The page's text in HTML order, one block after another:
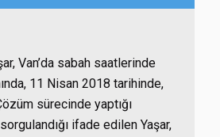
Van’da sabah saatlerinde
11 Nisan 2018 tarihinde,
sürecinde yaptığı
ifade edilen Yaşar,